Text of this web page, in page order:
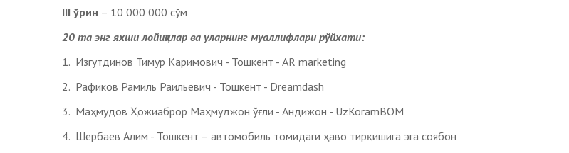
III ўрин – 10 000 000 сўм
20 та энг яхши лойиҳалар ва уларнинг муаллифлари рўйхати:
1. Изгутдинов Тимур Каримович - Тошкент - AR marketing
2. Рафиков Рамиль Раильевич - Тошкент - Dreamdash
3. Маҳмудов Ҳожиаброр Маҳмуджон ўғли - Андижон - UzKoramBOM
4. Шербаев Алим - Тошкент – автомобиль томидаги ҳаво тирқишига эга соябон